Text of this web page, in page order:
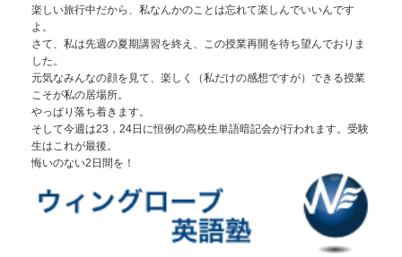
楽しい旅行中だから、私なんかのことは忘れて楽しんでいいんです
よ。
さて、私は先週の夏期講習を終え、この授業再開を待ち望んでおりま
した。
元気なみんなの顔を見て、楽しく（私だけの感想ですが）できる授業
こそが私の居場所。
やっぱり落ち着きます。
そして今週は23，24日に恒例の高校生単語暗記会が行われます。受験
生はこれが最後。
悔いのない2日間を！